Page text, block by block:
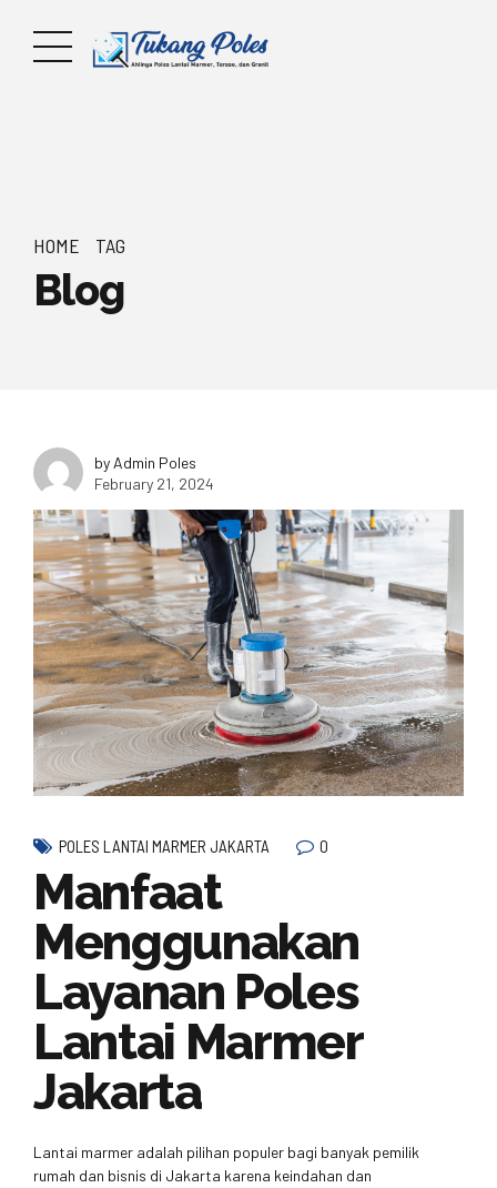
HOME TAG
Blog
by Admin Poles
February 21, 2024
POLES LANTAI MARMER JAKARTA 0
Manfaat
Menggunakan
Layanan Poles
Lantai Marmer
Jakarta
Lantai marmer adalah pilihan populer bagi banyak pemilik
rumah dan bisnis di Jakarta karena keindahan dan